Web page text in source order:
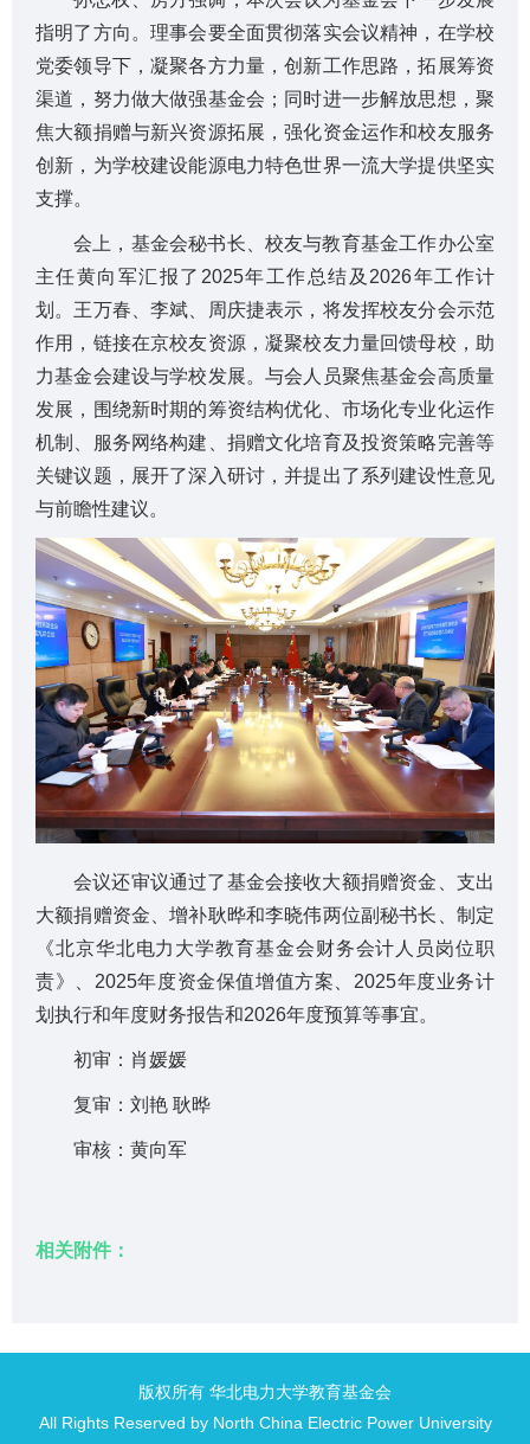
指明了方向。理事会要全面贯彻落实会议精神，在学校
党委领导下，凝聚各方力量，创新工作思路，拓展筹资
渠道，努力做大做强基金会；同时进一步解放思想，聚
焦大额捐赠与新兴资源拓展，强化资金运作和校友服务
创新，为学校建设能源电力特色世界一流大学提供坚实
支撑。
会上，基金会秘书长、校友与教育基金工作办公室
主任黄向军汇报了2025年工作总结及2026年工作计
划。王万春、李斌、周庆捷表示，将发挥校友分会示范
作用，链接在京校友资源，凝聚校友力量回馈母校，助
力基金会建设与学校发展。与会人员聚焦基金会高质量
发展，围绕新时期的筹资结构优化、市场化专业化运作
机制、服务网络构建、捐赠文化培育及投资策略完善等
关键议题，展开了深入研讨，并提出了系列建设性意见
与前瞻性建议。
会议还审议通过了基金会接收大额捐赠资金、支出
大额捐赠资金、增补耿晔和李晓伟两位副秘书长、制定
《北京华北电力大学教育基金会财务会计人员岗位职
责》、2025年度资金保值增值方案、2025年度业务计
划执行和年度财务报告和2026年度预算等事宜。
初审：肖媛媛
复审：刘艳 耿晔
审核：黄向军
相关附件：
版权所有 华北电力大学教育基金会
All Rights Reserved by North China Electric Power University